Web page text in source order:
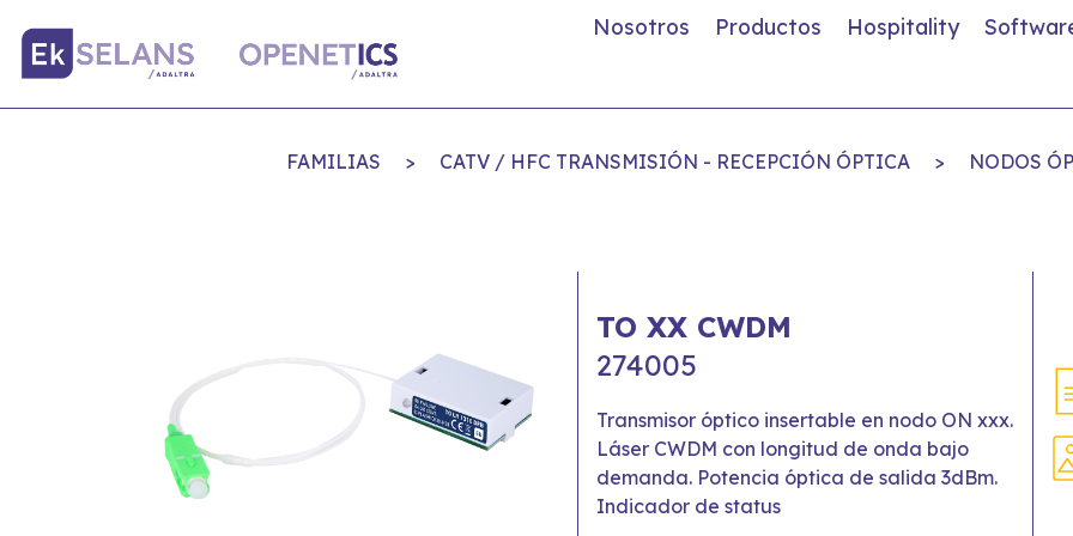
Nosotros Productos Hospitality
FAMILIAS > CATV / HFC TRANSMISIÓN - RECEPCIÓN ÓPTICA > NODOS
TO XX CWDM
274005
Transmisor óptico insertable en nodo ON xxx.
Láser CWDM con longitud de onda bajo
demanda. Potencia óptica de salida 3dBm.
Indicador de status